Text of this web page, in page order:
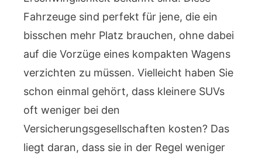
Fahrzeuge sind perfekt für jene, die ein
bisschen mehr Platz brauchen, ohne dabei
auf die Vorzüge eines kompakten Wagens
verzichten zu müssen. Vielleicht haben Sie
schon einmal gehört, dass kleinere SUVs
oft weniger bei den
Versicherungsgesellschaften kosten? Das
liegt daran, dass sie in der Regel weniger